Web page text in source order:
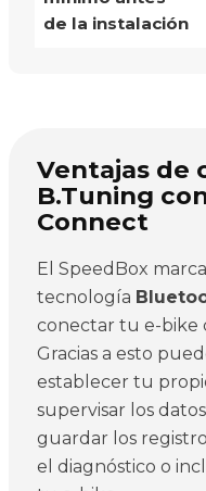
de la instalación
Ventajas de
B.Tuning
Connect
El SpeedBox
tecnología
conectar tu e-bike
Gracias a esto
establecer tu
supervisar los
guardar los
el diagnóstico o